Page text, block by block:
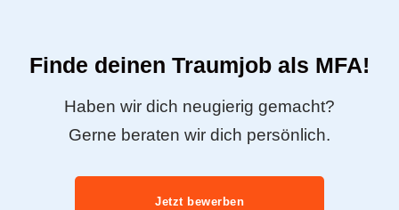
Finde deinen Traumjob als MFA!
Haben wir dich neugierig gemacht?
Gerne beraten wir dich persönlich.
Jetzt bewerben